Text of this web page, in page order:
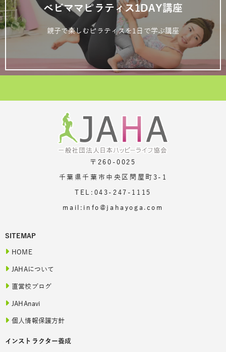
ベビママピラティス1DAY講座
親子で楽しむピラティスを1日で学ぶ講座
〒260-0025
千葉県千葉市中央区問屋町3-1
TEL:043-247-1115
mail:info@jahayoga.com
SITEMAP
HOME
JAHAについて
直営校ブログ
JAHAnavi
個人情報保護方針
インストラクター養成